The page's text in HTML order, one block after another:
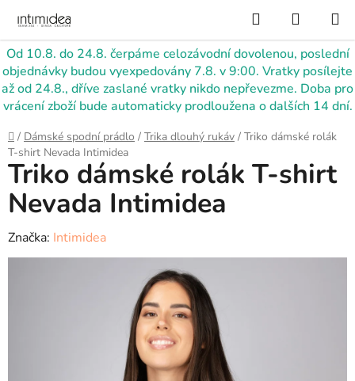
obsah
Od 10.8. do 24.8. čerpáme celozávodní dovolenou, poslední
objednávky budou vyexpedovány 7.8. v 9:00. Vratky posílejte
až od 24.8., dříve zaslané vratky nikdo nepřevezme. Doba pro
vrácení zboží bude automaticky prodloužena o dalších 14 dní.
Hledat
KOŠÍK
Domů
/ Dámské spodní prádlo / Trika dlouhý rukáv / Triko dámské rolák
T-shirt Nevada Intimidea
Triko dámské rolák T-shirt
Nevada Intimidea
Značka: Intimidea